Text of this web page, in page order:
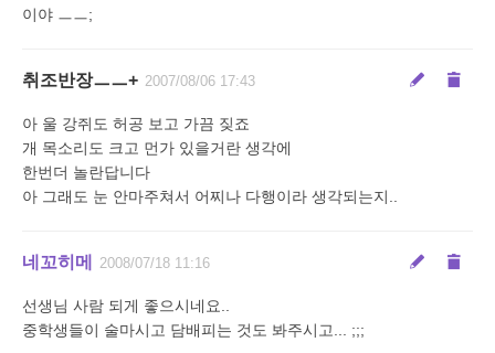
이야 ㅡㅡ;
취조반장ㅡㅡ+ 2007/08/06 17:43
아 울 강쥐도 허공 보고 가끔 짖죠
개 목소리도 크고 먼가 있을거란 생각에
한번더 놀란답니다
아 그래도 눈 안마주쳐서 어찌나 다행이라 생각되는지..
네꼬히메 2008/07/18 11:16
선생님 사람 되게 좋으시네요..
중학생들이 술마시고 담배피는 것도 봐주시고... ;;;